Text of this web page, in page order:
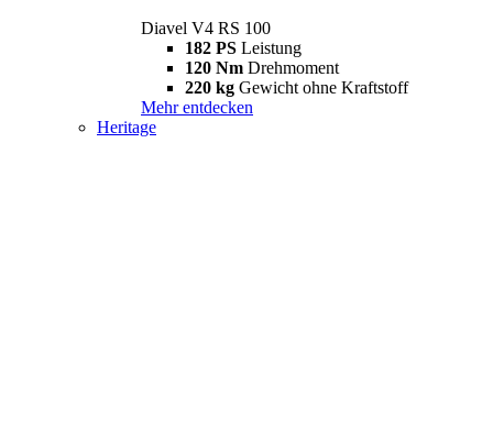
Diavel V4 RS 100
182 PS Leistung
120 Nm Drehmoment
220 kg Gewicht ohne Kraftstoff
Mehr entdecken
Heritage